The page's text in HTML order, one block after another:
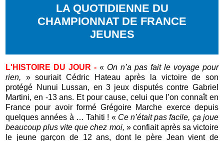
LA QUOTIDIENNE DU
CHAMPIONNAT DE FRANCE
JEUNES
L'HISTOIRE DU JOUR -«On n’a pas fait le voyage pour
rien, » souriait Cédric Hateau après la victoire de son
protégé Nunui Lussan, en 3 jeux disputés contre Gabriel
Martini, en -13 ans. Et pour cause, celui que l’on connaît en
France pour avoir formé Grégoire Marche exerce depuis
quelques années à … Tahiti ! « Ce n’était pas facile, ça joue
beaucoup plus vite que chez moi, » confiait après sa victoire
le jeune garçon de 12 ans, dont le père Jean vient de